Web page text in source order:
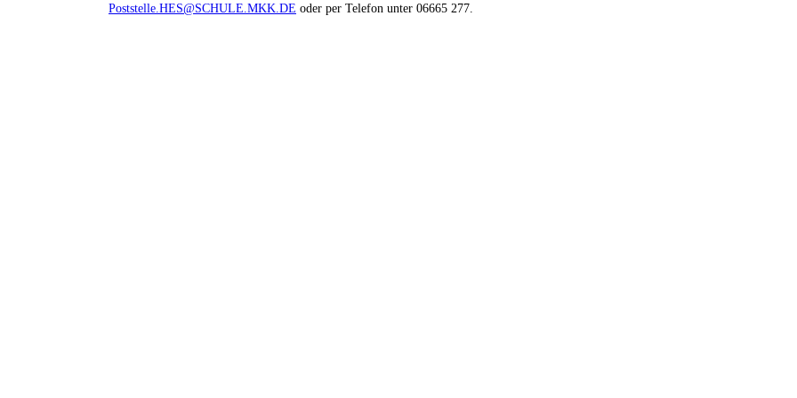
Poststelle.HES@SCHULE.MKK.DE oder per Telefon unter 06665 277.